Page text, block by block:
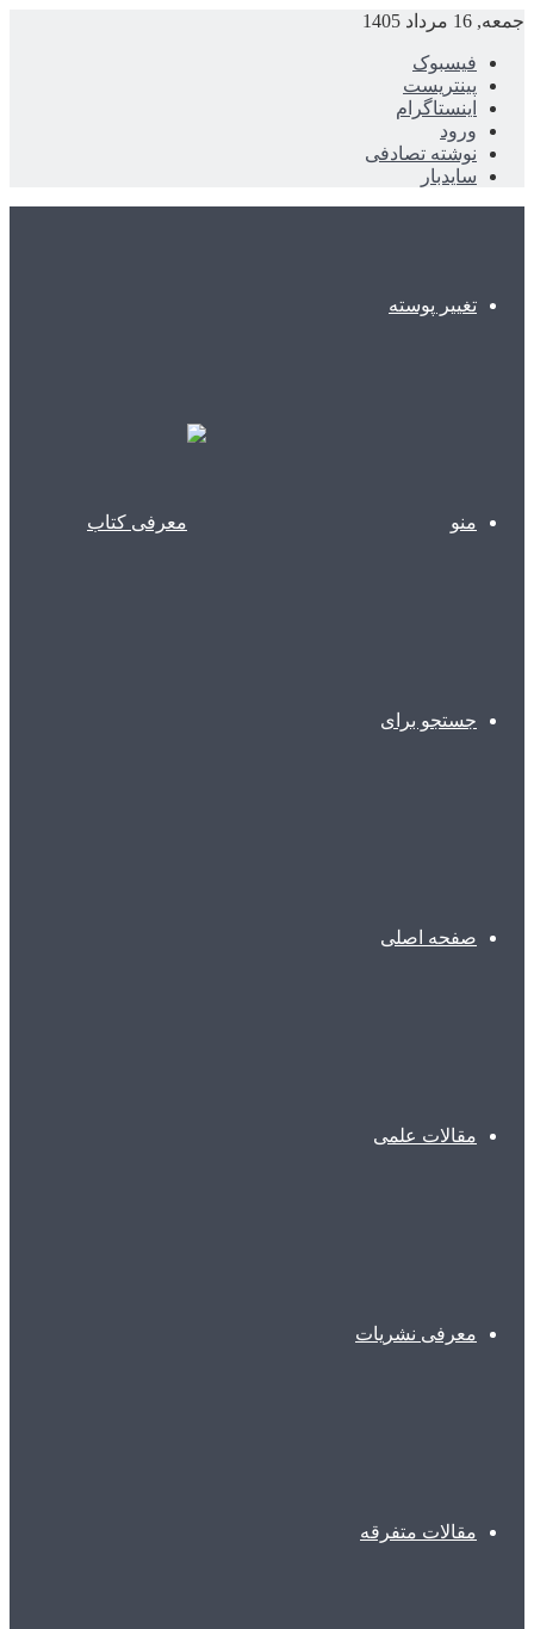
جمعه, 16 مرداد 1405
فیسبوک
پینتریست
اینستاگرام
ورود
نوشته تصادفی
سایدبار
تغییر پوسته
منو
جستجو برای
صفحه اصلی
مقالات علمی
معرفی نشریات
مقالات متفرقه